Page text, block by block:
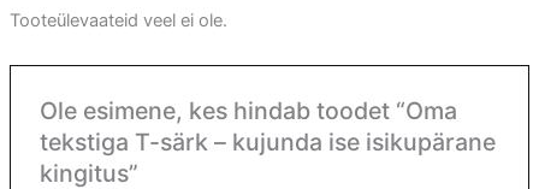
Tooteülevaateid veel ei ole.
Ole esimene, kes hindab toodet “Oma
tekstiga T-särk – kujunda ise isikupärane
kingitus”